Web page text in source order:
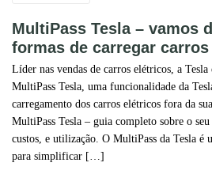
MultiPass Tesla – vamos
formas de carregar
Líder nas vendas de carros elétricos, a
MultiPass Tesla, uma funcionalidade da
carregamento dos carros elétricos fora da
MultiPass Tesla – guia completo sobre o
custos, e utilização. O MultiPass da Tesla é
para simplificar […]